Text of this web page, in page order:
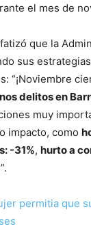
el mes de
que la
sus
“¡Noviembre
delitos en
muy
impacto, como
-31%, hurto a
”.
permitia que